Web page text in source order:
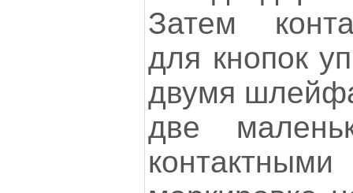
Затем
для кнопок
двумя
две